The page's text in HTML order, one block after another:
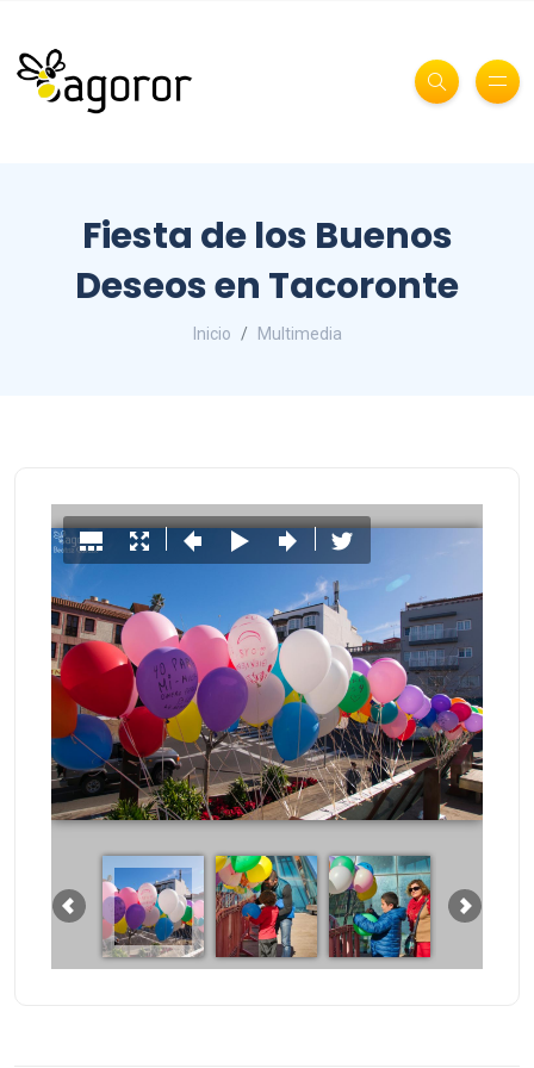
Fiesta de los Buenos
Deseos en Tacoronte
Inicio Multimedia